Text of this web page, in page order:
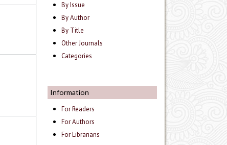
By Issue
By Author
By Title
Other Journals
Categories
Information
For Readers
For Authors
For Librarians